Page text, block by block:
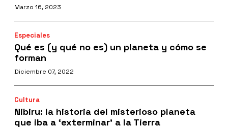
Marzo 16, 2023
Especiales
Qué es (y qué no es) un planeta y cómo se
forman
Diciembre 07, 2022
Cultura
Nibiru: la historia del misterioso planeta
que iba a ‘exterminar’ a la Tierra